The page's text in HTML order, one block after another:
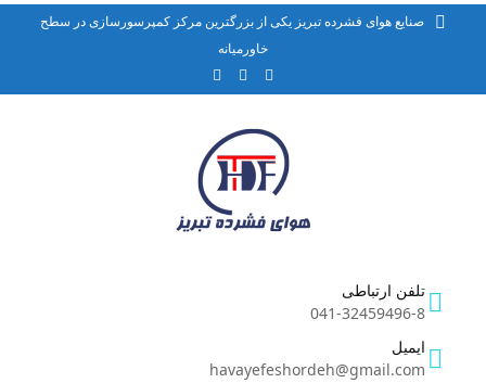
صنایع هوای فشرده تبریز یکی از بزرگترین مرکز کمپرسورسازی در سطح
خاورمیانه
تلفن ارتباطی
041-32459496-8
ایمیل
havayefeshordeh@gmail.com